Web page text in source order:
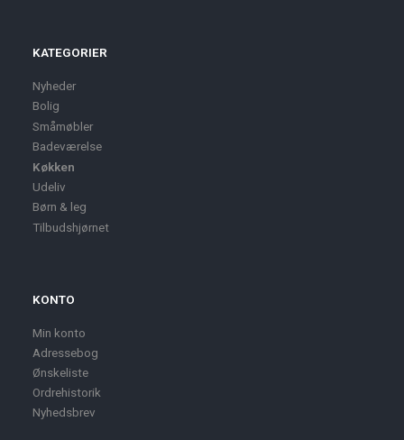
KATEGORIER
Nyheder
Bolig
Småmøbler
Badeværelse
Køkken
Udeliv
Børn & leg
Tilbudshjørnet
KONTO
Min konto
Adressebog
Ønskeliste
Ordrehistorik
Nyhedsbrev